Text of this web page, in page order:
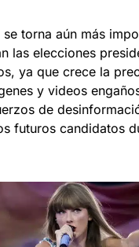
se torna aún más
las elecciones
ya que crece la
y videos
de
futuros candidatos